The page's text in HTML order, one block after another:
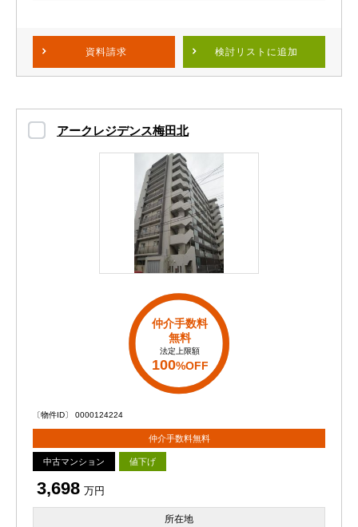
資料請求 検討リスト に追加
アークレジデンス梅田北
仲介手数料
無料
法定上限額
100%OFF
〔物件ID〕 0000124224
仲介手数料無料
中古マンション 値下げ
3,698 万円
所在地